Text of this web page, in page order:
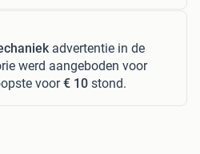
advertentie in de
werd aangeboden voor
voor€ 10 stond.